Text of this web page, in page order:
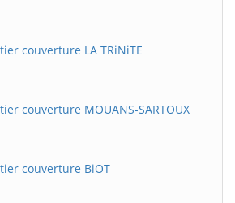
couverture LA TRiNiTE
couverture MOUANS-SARTOUX
couverture BiOT